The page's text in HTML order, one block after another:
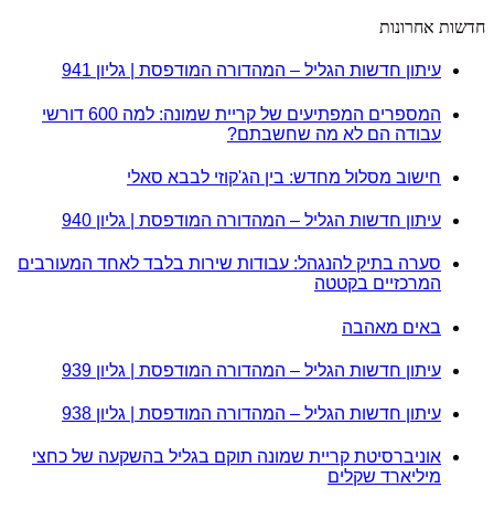
חדשות אחרונות
עיתון חדשות הגליל – המהדורה המודפסת | גליון 941
המספרים המפתיעים של קריית שמונה: למה 600 דורשי
עבודה הם לא מה שחשבתם?
חישוב מסלול מחדש: בין הג'קוזי לבבא סאלי
עיתון חדשות הגליל – המהדורה המודפסת | גליון 940
סערה בתיק להנגהל: עבודות שירות בלבד לאחד המעורבים
המרכזיים בקטטה
באים מאהבה
עיתון חדשות הגליל – המהדורה המודפסת | גליון 939
עיתון חדשות הגליל – המהדורה המודפסת | גליון 938
אוניברסיטת קריית שמונה תוקם בגליל בהשקעה של כחצי
מיליארד שקלים